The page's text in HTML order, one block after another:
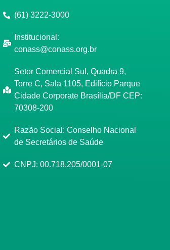
(61) 3222-3000
Institucional:
conass@conass.org.br
Setor Comercial Sul, Quadra 9,
Torre C, Sala 1105, Edifício Parque
Cidade Corporate Brasília/DF CEP:
70308-200
Razão Social: Conselho Nacional
de Secretários de Saúde
CNPJ: 00.718.205/0001-07